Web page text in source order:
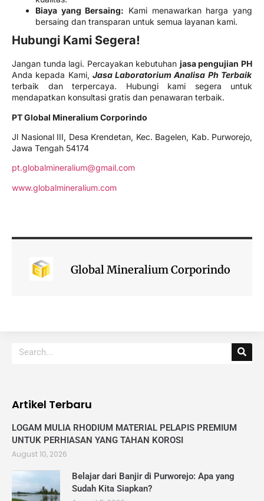
Biaya yang Bersaing: Kami menawarkan harga yang
bersaing dan transparan untuk semua layanan kami.
Hubungi Kami Segera!
Jangan tunda lagi. Percayakan kebutuhan jasa pengujian PH
Anda kepada Kami, Jasa Laboratorium Analisa Ph Terbaik
terbaik dan terpercaya. Hubungi kami segera untuk
mendapatkan konsultasi gratis dan penawaran terbaik.
PT Global Mineralium Corporindo
Jl Nasional III, Desa Krendetan, Kec. Bagelen, Kab. Purworejo,
Jawa Tengah 54174
pt.globalmineralium@gmail.com
www.globalmineralium.com
Global Mineralium Corporindo
Artikel Terbaru
LOGAM MULIA RHODIUM MATERIAL PELAPIS PREMIUM
UNTUK PERHIASAN YANG TAHAN KOROSI
August 10, 2026
Belajar dari Banjir di Purworejo: Apa yang
Sudah Kita Siapkan?